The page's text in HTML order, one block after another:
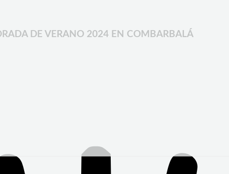
DE VERANO 2024 EN COMBARBALÁ